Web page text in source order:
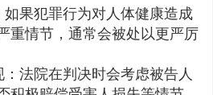
果犯罪行为对人体健康造成
重情节，通常会被处以更严厉
法院在判决时会考虑被告人